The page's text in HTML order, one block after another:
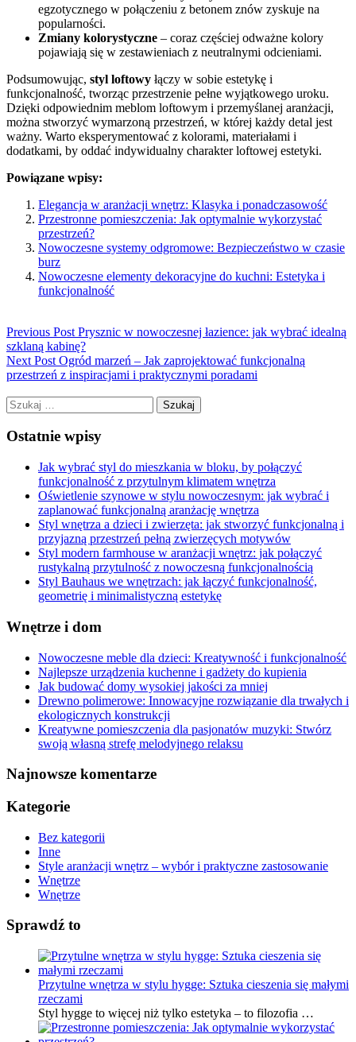
egzotycznego w połączeniu z betonem znów zyskuje na
popularności.
Zmiany kolorystyczne – coraz częściej odważne kolory
pojawiają się w zestawieniach z neutralnymi odcieniami.
Podsumowując, styl loftowy łączy w sobie estetykę i
funkcjonalność, tworząc przestrzenie pełne wyjątkowego uroku.
Dzięki odpowiednim meblom loftowym i przemyślanej aranżacji,
można stworzyć wymarzoną przestrzeń, w której każdy detal jest
ważny. Warto eksperymentować z kolorami, materiałami i
dodatkami, by oddać indywidualny charakter loftowej estetyki.
Powiązane wpisy:
Elegancja w aranżacji wnętrz: Klasyka i ponadczasowość
Przestronne pomieszczenia: Jak optymalnie wykorzystać
przestrzeń?
Nowoczesne systemy odgromowe: Bezpieczeństwo w czasie
burz
Nowoczesne elementy dekoracyjne do kuchni: Estetyka i
funkcjonalność
Previous Post Prysznic w nowoczesnej łazience: jak wybrać idealną
szklaną kabinę?
Next Post Ogród marzeń – Jak zaprojektować funkcjonalną
przestrzeń z inspiracjami i praktycznymi poradami
Szukaj:
Ostatnie wpisy
Jak wybrać styl do mieszkania w bloku, by połączyć
funkcjonalność z przytulnym klimatem wnętrza
Oświetlenie szynowe w stylu nowoczesnym: jak wybrać i
zaplanować funkcjonalną aranżację wnętrza
Styl wnętrza a dzieci i zwierzęta: jak stworzyć funkcjonalną i
przyjazną przestrzeń pełną zwierzęcych motywów
Styl modern farmhouse w aranżacji wnętrz: jak połączyć
rustykalną przytulność z nowoczesną funkcjonalnością
Styl Bauhaus we wnętrzach: jak łączyć funkcjonalność,
geometrię i minimalistyczną estetykę
Wnętrze i dom
Nowoczesne meble dla dzieci: Kreatywność i funkcjonalność
Najlepsze urządzenia kuchenne i gadżety do kupienia
Jak budować domy wysokiej jakości za mniej
Drewno polimerowe: Innowacyjne rozwiązanie dla trwałych i
ekologicznych konstrukcji
Kreatywne pomieszczenia dla pasjonatów muzyki: Stwórz
swoją własną strefę melodyjnego relaksu
Najnowsze komentarze
Kategorie
Bez kategorii
Inne
Style aranżacji wnętrz – wybór i praktyczne zastosowanie
Wnętrze
Wnętrze
Sprawdź to
Przytulne wnętrza w stylu hygge: Sztuka cieszenia się małymi
rzeczami
Styl hygge to więcej niż tylko estetyka – to filozofia …